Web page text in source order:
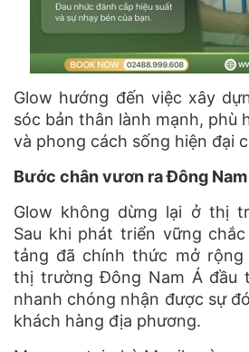
Glow hướng đến việc xây
sóc bản thân lành mạnh, phù
và phong cách sống hiện đại
Bước chân vươn ra Đông
Glow không dừng lại ở thị
Sau khi phát triển vững
tảng đã chính thức mở rộng
thị trường Đông Nam Á đầu
nhanh chóng nhận được sự
khách hàng địa phương.